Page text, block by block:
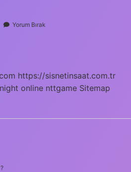
Yorum Bırak
https://sisnetinsaat.com.tr
online nttgame Sitemap